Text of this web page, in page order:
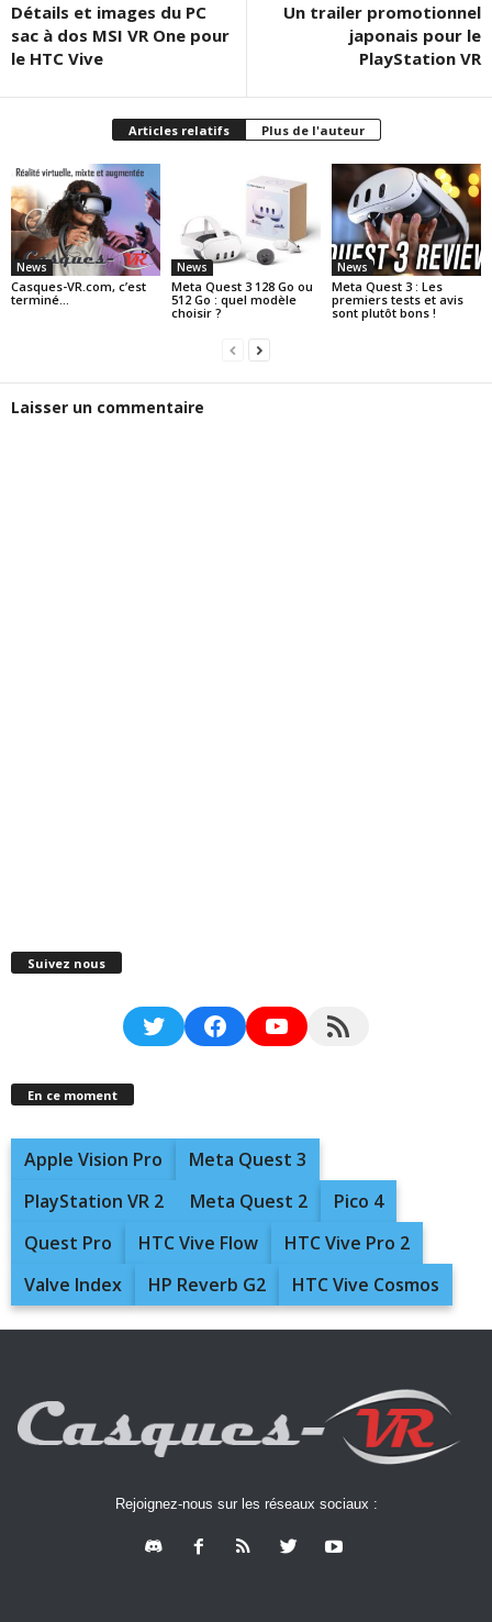
Détails et images du PC
sac à dos MSI VR One pour
le HTC Vive
Un trailer promotionnel
japonais pour le
PlayStation VR
Articles relatifs Plus de l'auteur
News
Casques-VR.com, c’est
terminé…
News
Meta Quest 3 128 Go ou
512 Go : quel modèle
choisir ?
News
Meta Quest 3 : Les
premiers tests et avis
sont plutôt bons !
Laisser un commentaire
Suivez nous
TwitterFacebookYouTubeRSS Feed
En ce moment
Apple Vision Pro
Meta Quest 3
PlayStation VR 2
Meta Quest 2
Pico 4
Quest Pro
HTC Vive Flow
HTC Vive Pro 2
Valve Index
HP Reverb G2 HTC Vive Cosmos
Rejoignez-nous sur les réseaux sociaux :